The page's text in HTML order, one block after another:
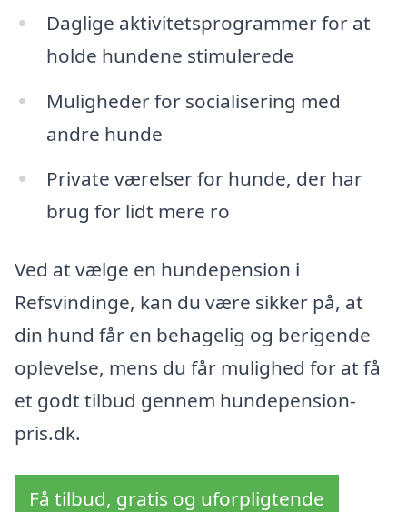
Daglige aktivitetsprogrammer for at
holde hundene stimulerede
Muligheder for socialisering med
andre hunde
Private værelser for hunde, der har
brug for lidt mere ro
Ved at vælge en hundepension i
Refsvindinge, kan du være sikker på, at
din hund får en behagelig og berigende
oplevelse, mens du får mulighed for at få
et godt tilbud gennem hundepension-
pris.dk.
Få tilbud, gratis og uforpligtende